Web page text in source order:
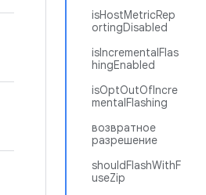
isHostMetricRep
ortingDisabled
isIncrementalFlas
hingEnabled
isOptOutOfIncre
mentalFlashing
возвратное
разрешение
shouldFlashWithF
useZip